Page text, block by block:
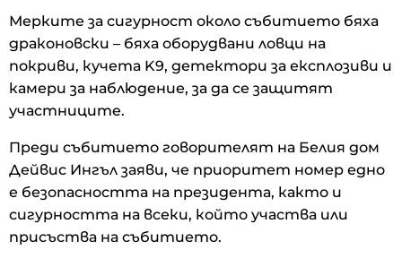
Мерките за сигурност около събитието бяха
драконовски – бяха оборудвани ловци на
покриви, кучета K9, детектори за експлозиви и
камери за наблюдение, за да се защитят
участниците.
Преди събитието говорителят на Белия дом
Дейвис Ингъл заяви, че приоритет номер едно
е безопасността на президента, както и
сигурността на всеки, който участва или
присъства на събитието.